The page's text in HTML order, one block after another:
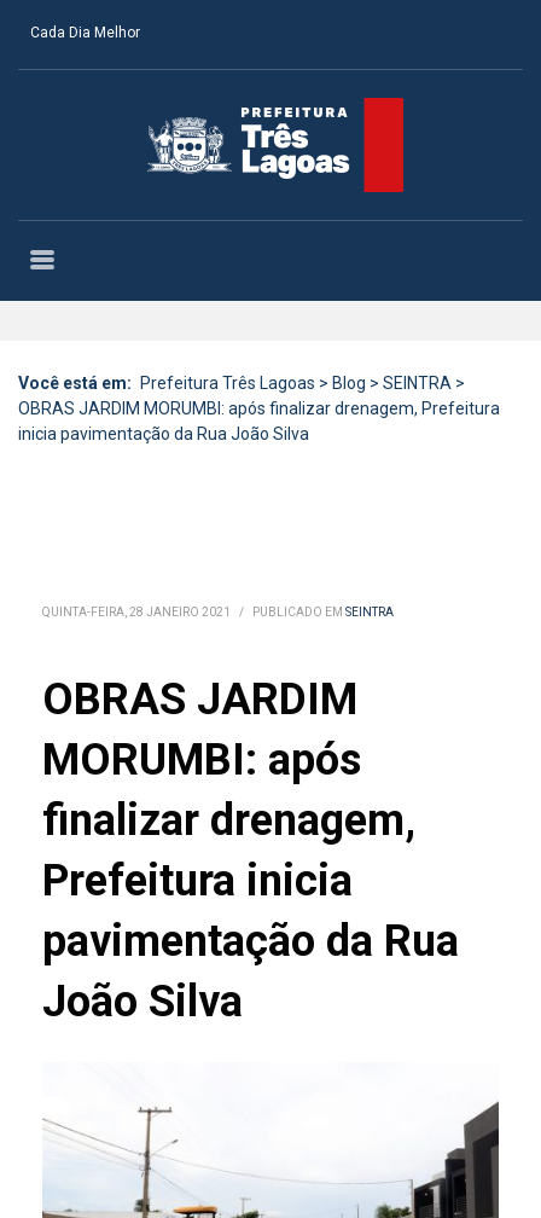
Cada Dia Melhor
Você está em: Prefeitura Três Lagoas > Blog > SEINTRA >
OBRAS JARDIM MORUMBI: após finalizar drenagem, Prefeitura
inicia pavimentação da Rua João Silva
QUINTA-FEIRA, 28 JANEIRO 2021 / PUBLICADO EM SEINTRA
OBRAS JARDIM
MORUMBI: após
finalizar drenagem,
Prefeitura inicia
pavimentação da Rua
João Silva